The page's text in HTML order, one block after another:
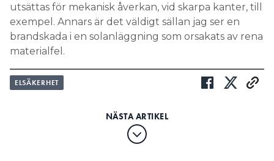
utsättas för mekanisk åverkan, vid skarpa kanter, till
exempel. Annars är det väldigt sällan jag ser en
brandskada i en solanläggning som orsakats av rena
materialfel.
ELSÄKERHET